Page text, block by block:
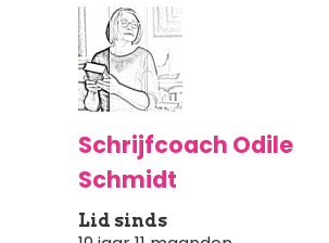
Schrijfcoach Odile
Schmidt
Lid sinds